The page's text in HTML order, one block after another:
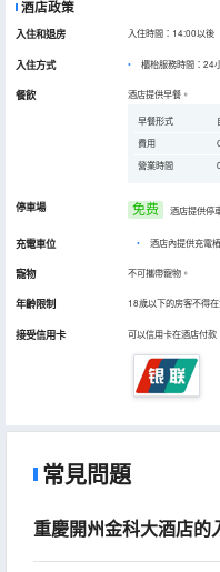
酒店政策
入住和退房 入住時間：14:00以
入住方式 櫃枱服務時間：24
餐飲 酒店提供早餐。
早餐形式
費用
營業時間
停車場 免费 酒店提供停
充電車位 • 酒店內提供充電
寵物 不可攜帶寵物。
年齡限制 18歲以下的房客不得
接受信用卡 可以信用卡在酒店付款
常見問題
重慶開州金科大酒店的